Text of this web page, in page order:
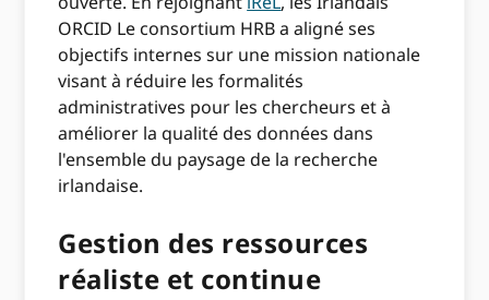
ORCID Le consortium HRB a aligné ses
objectifs internes sur une mission nationale
visant à réduire les formalités
administratives pour les chercheurs et à
améliorer la qualité des données dans
l'ensemble du paysage de la recherche
irlandaise.
Gestion des ressources
réaliste et continue